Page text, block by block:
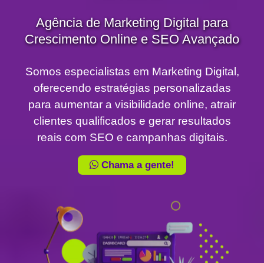
Agência de Marketing Digital para
Crescimento Online e SEO Avançado
Somos especialistas em Marketing Digital,
oferecendo estratégias personalizadas
para aumentar a visibilidade online, atrair
clientes qualificados e gerar resultados
reais com SEO e campanhas digitais.
Chama a gente!